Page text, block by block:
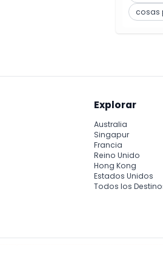
cosas
Explorar
Australia
Singapur
Francia
Reino Unido
Hong Kong
Estados Unidos
Todos los